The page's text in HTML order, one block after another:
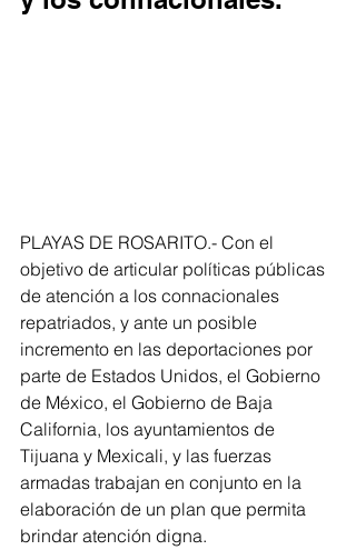
PLAYAS DE ROSARITO.- Con el
objetivo de articular políticas públicas
de atención a los connacionales
repatriados, y ante un posible
incremento en las deportaciones por
parte de Estados Unidos, el Gobierno
de México, el Gobierno de Baja
California, los ayuntamientos de
Tijuana y Mexicali, y las fuerzas
armadas trabajan en conjunto en la
elaboración de un plan que permita
brindar atención digna.